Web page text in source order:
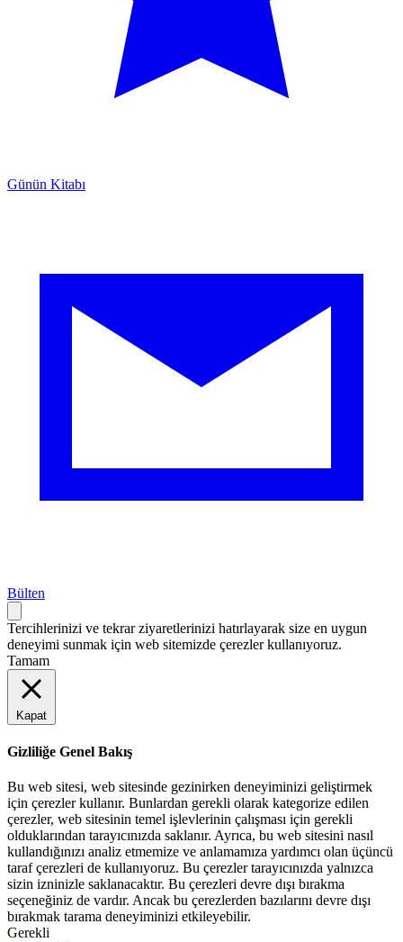
Günün Kitabı
Bülten
Tercihlerinizi ve tekrar ziyaretlerinizi hatırlayarak size en uygun
deneyimi sunmak için web sitemizde çerezler kullanıyoruz.
Tamam
Kapat
Gizliliğe Genel Bakış
Bu web sitesi, web sitesinde gezinirken deneyiminizi geliştirmek
için çerezler kullanır. Bunlardan gerekli olarak kategorize edilen
çerezler, web sitesinin temel işlevlerinin çalışması için gerekli
olduklarından tarayıcınızda saklanır. Ayrıca, bu web sitesini nasıl
kullandığınızı analiz etmemize ve anlamamıza yardımcı olan üçüncü
taraf çerezleri de kullanıyoruz. Bu çerezler tarayıcınızda yalnızca
sizin izninizle saklanacaktır. Bu çerezleri devre dışı bırakma
seçeneğiniz de vardır. Ancak bu çerezlerden bazılarını devre dışı
bırakmak tarama deneyiminizi etkileyebilir.
Gerekli